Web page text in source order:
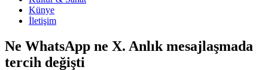
Künye
İletişim
Ne WhatsApp ne X. Anlık mesajlaşmada
tercih değişti